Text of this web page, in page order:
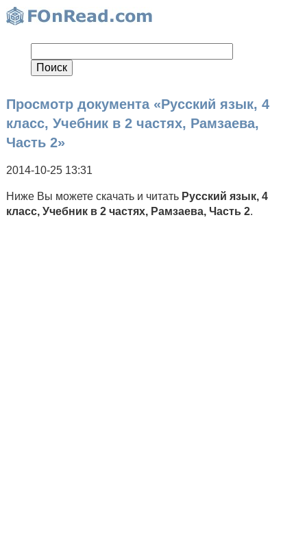
Просмотр документа «Русский язык, 4
класс, Учебник в 2 частях, Рамзаева,
Часть 2»
2014-10-25 13:31
Ниже Вы можете скачать и читать Русский язык, 4
класс, Учебник в 2 частях, Рамзаева, Часть 2.